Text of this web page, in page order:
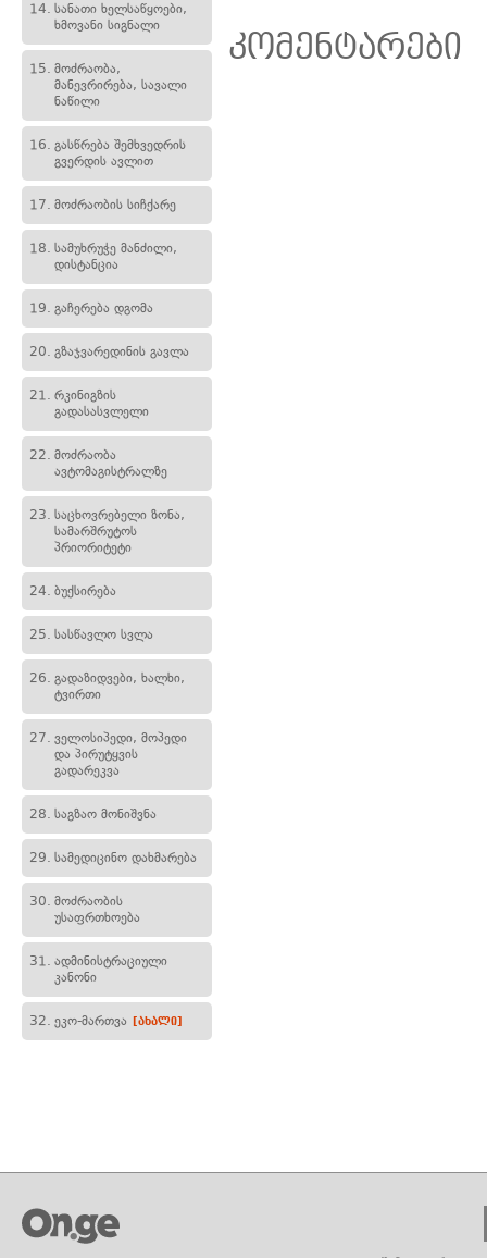
14. სანათი ხელსაწყოები,
ხმოვანი სიგნალი
15. მოძრაობა,
მანევრირება, სავალი
ნაწილი
16. გასწრება შემხვედრის
გვერდის ავლით
17. მოძრაობის სიჩქარე
18. სამუხრუჭე მანძილი,
დისტანცია
19. გაჩერება დგომა
20. გზაჯვარედინის გავლა
21. რკინიგზის
გადასასვლელი
22. მოძრაობა
ავტომაგისტრალზე
23. საცხოვრებელი ზონა,
სამარშრუტოს
პრიორიტეტი
24. ბუქსირება
25. სასწავლო სვლა
26. გადაზიდვები, ხალხი,
ტვირთი
27. ველოსიპედი, მოპედი
და პირუტყვის
გადარეკვა
28. საგზაო მონიშვნა
29. სამედიცინო დახმარება
30. მოძრაობის
უსაფრთხოება
31. ადმინისტრაციული
კანონი
32. ეკო-მართვა [ახალი]
კომენტარები